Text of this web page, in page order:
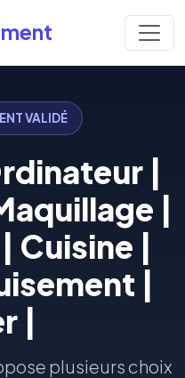
VALIDÉ
|
|
Cuisine |
|
|
plusieurs choix